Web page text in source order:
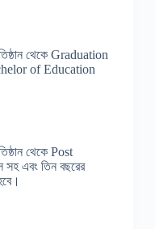
থেকে Graduation
of Education
থেকে Post
এবং তিন বছরের